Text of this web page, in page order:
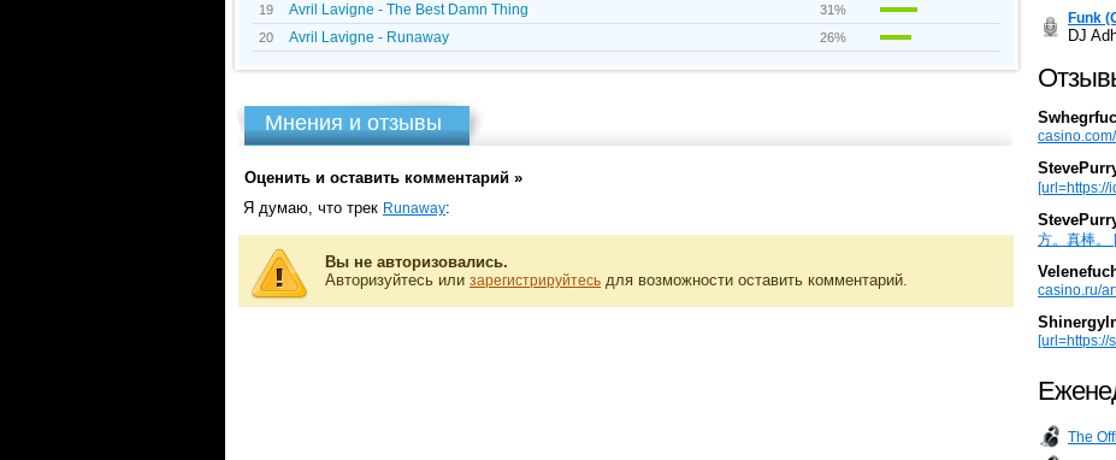
19
Avril Lavigne - The Best Damn Thing
31%
20
Avril Lavigne - Runaway 26%
Мнения и отзывы
Оценить и оставить комментарий »
Я думаю, что трек Runaway:
Вы не авторизовались.
Авторизуйтесь или зарегистрируйтесь для возможности оставить комментарий.
Funk
DJ
[url=https://
方。真棒。
casino.ru/
[url=https://
The